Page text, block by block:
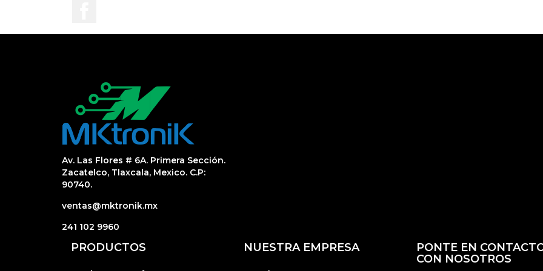
Av. Las Flores # 6A. Primera Sección.
Zacatelco, Tlaxcala, Mexico. C.P:
90740.
ventas@mktronik.mx
241 102 9960
PRODUCTOS NUESTRA EMPRESA
PONTE EN
CON NOSOTROS